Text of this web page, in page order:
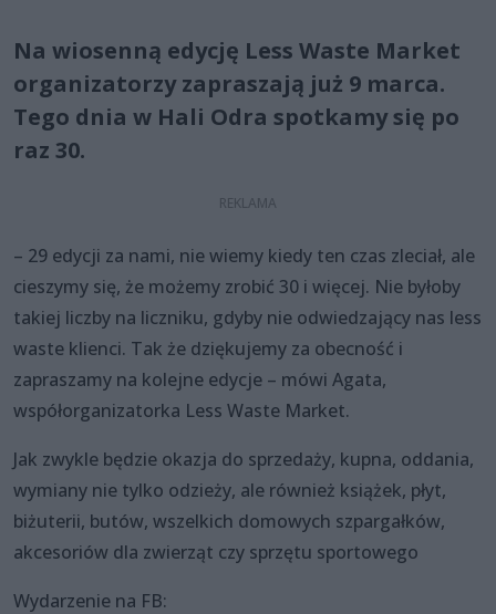
Na wiosenną edycję Less Waste Market
organizatorzy zapraszają już 9 marca.
Tego dnia w Hali Odra spotkamy się po
raz 30.
– 29 edycji za nami, nie wiemy kiedy ten czas zleciał, ale
cieszymy się, że możemy zrobić 30 i więcej. Nie byłoby
takiej liczby na liczniku, gdyby nie odwiedzający nas less
waste klienci. Tak że dziękujemy za obecność i
zapraszamy na kolejne edycje – mówi Agata,
współorganizatorka Less Waste Market.
Jak zwykle będzie okazja do sprzedaży, kupna, oddania,
wymiany nie tylko odzieży, ale również książek, płyt,
biżuterii, butów, wszelkich domowych szpargałków,
akcesoriów dla zwierząt czy sprzętu sportowego
Wydarzenie na FB: